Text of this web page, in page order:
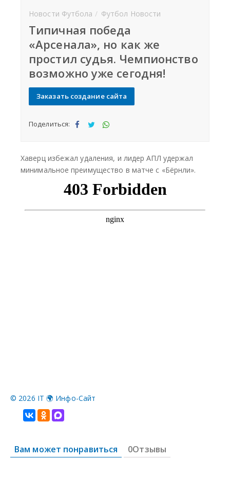
© 2026 IT 🌍 Инфо-Сайт
Вам может понравиться 0Отзывы